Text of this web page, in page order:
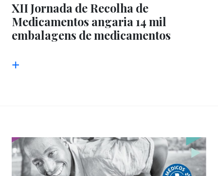
XII Jornada de Recolha de
Medicamentos angaria 14 mil
embalagens de medicamentos
+